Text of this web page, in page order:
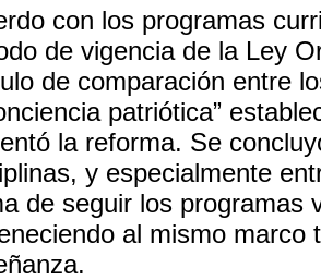
con los programas
de vigencia de la Ley
de comparación entre
patriótica”
la reforma. Se
y especialmente
de seguir los programas
al mismo marco